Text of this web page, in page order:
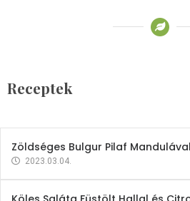
Receptek
2023.03.06.
Zöldséges Bulgur Pilaf
2023.03.04.